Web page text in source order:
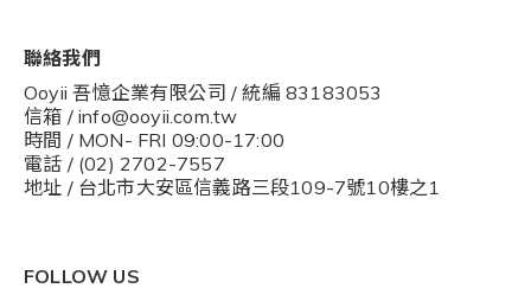
聯絡我們
Ooyii 吾憶企業有限公司 / 統編 83183053
信箱 / info@ooyii.com.tw
時間 / MON- FRI 09:00-17:00
電話 / (02) 2702-7557
地址 / 台北市大安區信義路三段109-7號10樓之1
FOLLOW US